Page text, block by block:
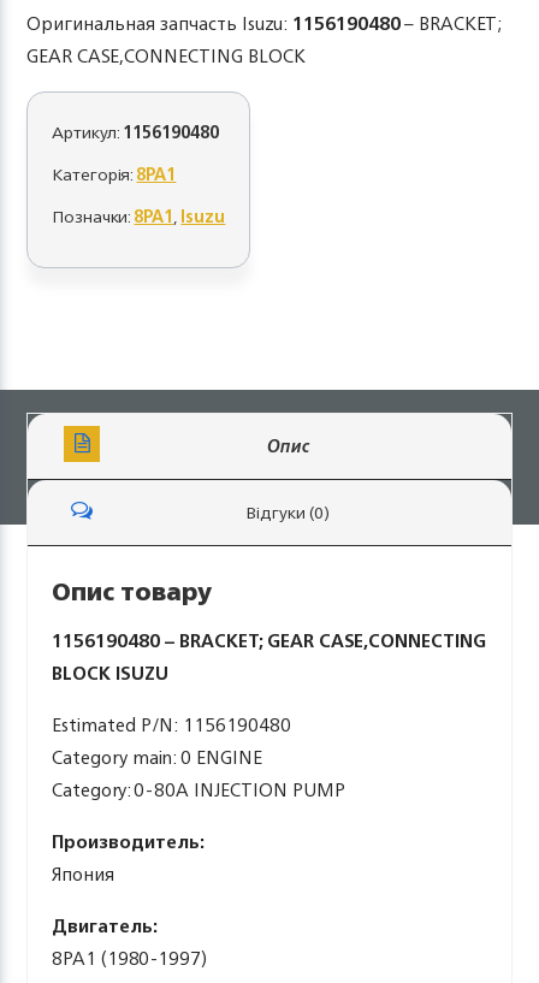
Оригинальная запчасть Isuzu: 1156190480– BRACKET;
GEAR CASE,CONNECTING BLOCK
Артикул:1156190480
Категорія:8PA1
Позначки:8PA1,Isuzu
Опис
Відгуки (0)
Опис товару
1156190480 – BRACKET; GEAR CASE,CONNECTING
BLOCK ISUZU
Estimated P/N: 1156190480
Category main: 0 ENGINE
Category: 0-80A INJECTION PUMP
Производитель:
Япония
Двигатель:
8PA1 (1980-1997)